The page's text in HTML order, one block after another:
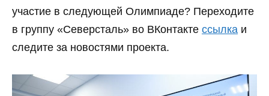
участие в следующей Олимпиаде? Переходите
в группу «Северсталь» во ВКонтакте ссылка и
следите за новостями проекта.